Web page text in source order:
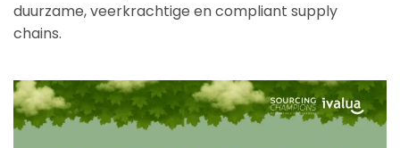
duurzame, veerkrachtige en compliant supply
chains.